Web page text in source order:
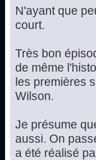
N'ayant que
court.
Très bon
de même
les premières
Wilson.
Je présume
aussi. On
a été réalisé